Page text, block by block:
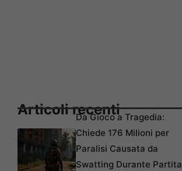
Articoli recentiDa Gioco a Tragedia:
Chiede 176 Milioni per
Paralisi Causata da
Swatting Durante Partita